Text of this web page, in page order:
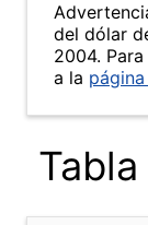
del dólar
2004.
a la